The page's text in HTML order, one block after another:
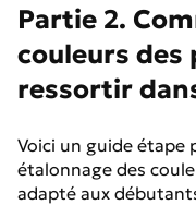
Partie 2.
couleurs des
ressortir
Voici un guide étape
étalonnage des
adapté aux